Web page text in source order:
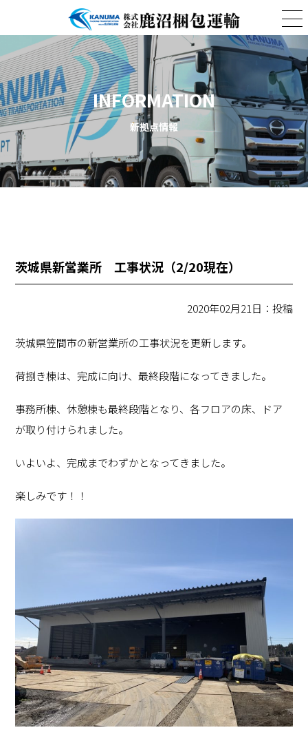
INFORMATION
新拠点情報
茨城県新営業所 工事状況（2/20現在）
2020年02月21日：投稿
茨城県笠間市の新営業所の工事状況を更新します。
荷捌き棟は、完成に向け、最終段階になってきました。
事務所棟、休憩棟も最終段階となり、各フロアの床、ドア
が取り付けられました。
いよいよ、完成までわずかとなってきました。
楽しみです！！